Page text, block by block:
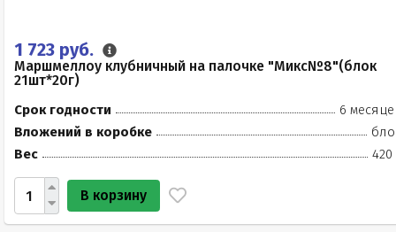
1 723 руб.
Маршмеллоу клубничный на палочке "Микс№8"(блок
21шт*20г)
Срок годности
6
Вложений в коробке
Вес
420
В корзину